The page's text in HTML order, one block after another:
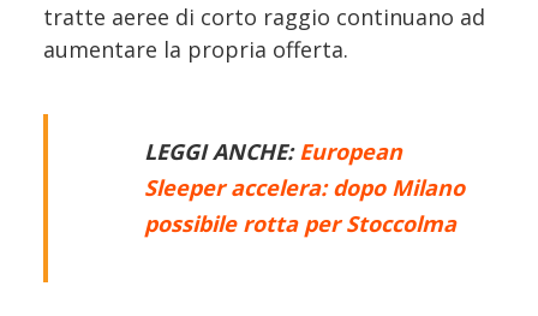
tratte aeree di corto raggio continuano ad
aumentare la propria offerta.
LEGGI ANCHE: European
Sleeper accelera: dopo Milano
possibile rotta per Stoccolma